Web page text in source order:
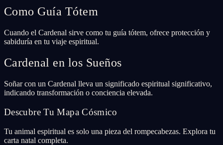
Como Guía Tótem
Cuando el Cardenal sirve como tu guía tótem, ofrece protección y
sabiduría en tu viaje espiritual.
Cardenal en los Sueños
Soñar con un Cardenal lleva un significado espiritual significativo,
indicando transformación o conciencia elevada.
Descubre Tu Mapa Cósmico
Tu animal espiritual es solo una pieza del rompecabezas. Explora tu
carta natal completa.